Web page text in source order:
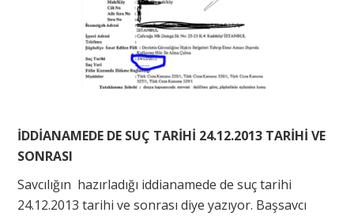
İDDİANAMEDE DE SUÇ TARİHİ 24.12.2013 TARİHİ VE
SONRASI
Savcılığın hazırladığı iddianamede de suç tarihi
24.12.2013 tarihi ve sonrası diye yazıyor. Başsavcı